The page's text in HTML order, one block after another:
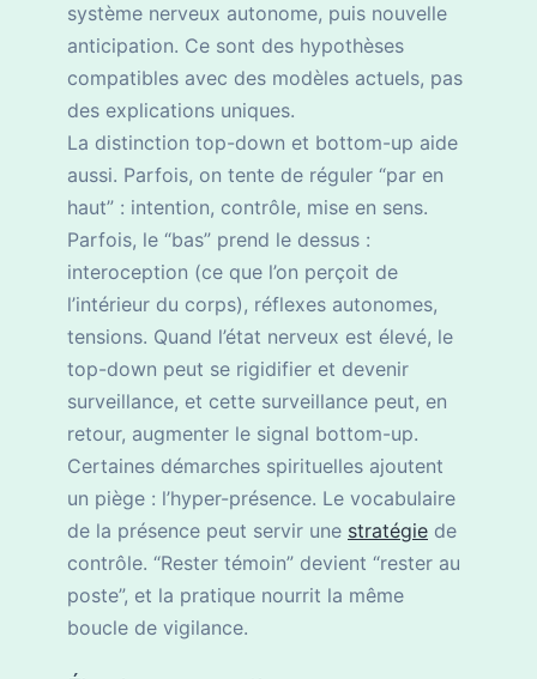
système nerveux autonome, puis nouvelle
anticipation. Ce sont des hypothèses
compatibles avec des modèles actuels, pas
des explications uniques.
La distinction top-down et bottom-up aide
aussi. Parfois, on tente de réguler “par en
haut” : intention, contrôle, mise en sens.
Parfois, le “bas” prend le dessus :
interoception (ce que l’on perçoit de
l’intérieur du corps), réflexes autonomes,
tensions. Quand l’état nerveux est élevé, le
top-down peut se rigidifier et devenir
surveillance, et cette surveillance peut, en
retour, augmenter le signal bottom-up.
Certaines démarches spirituelles ajoutent
un piège : l’hyper-présence. Le vocabulaire
de la présence peut servir une stratégie de
contrôle. “Rester témoin” devient “rester au
poste”, et la pratique nourrit la même
boucle de vigilance.